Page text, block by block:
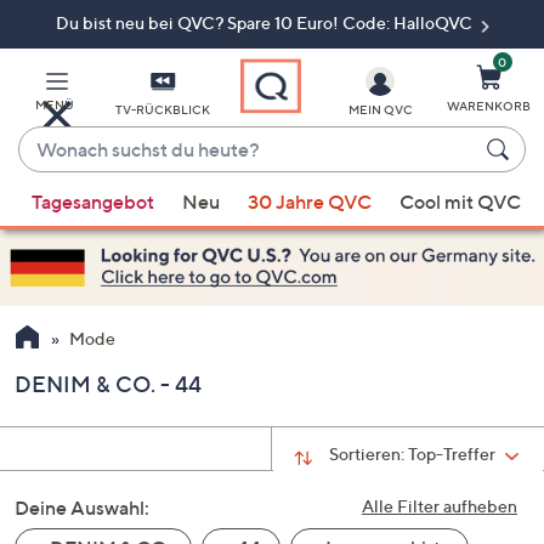
Du bist neu bei QVC? Spare 10 Euro! Code: HalloQVC
MENÜ TV-RÜCKBLICK
Wonach
suchst
du
heute?
Vorschläge
verfügbar
sind,
verwenden
Sie
Pfeiltasten
nach
und
nach
unten
MEIN QVC
0
WARENKORB
Tagesangebot Neu 30 Jahre QVC Cool mit QVC
Mode
DENIM & CO. - 44
Sortieren:Top-Treffer
Alle Filter aufheben
Deine Auswahl: